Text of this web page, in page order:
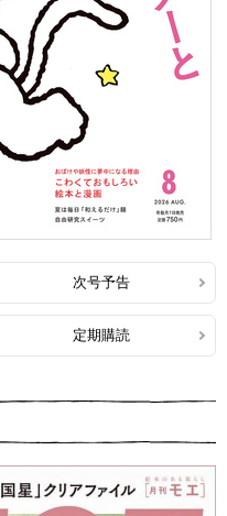
次号予告
定期購読